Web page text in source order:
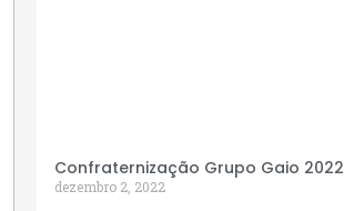
Confraternização Grupo Gaio 2022
dezembro 2, 2022